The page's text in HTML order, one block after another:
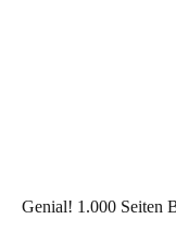
Genial! 1.000 Seiten